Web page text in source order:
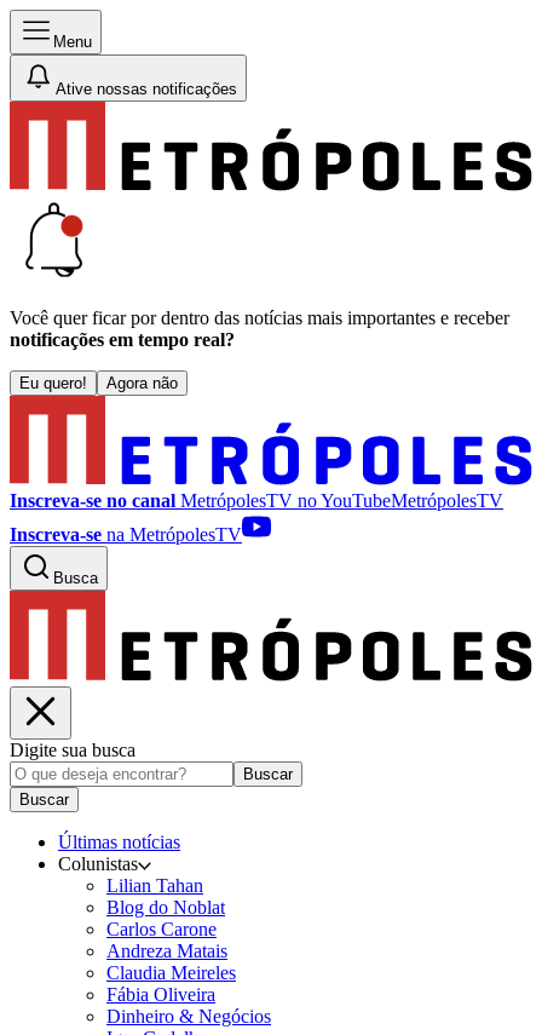
Menu
Ative nossas notificações
Você quer ficar por dentro das notícias mais importantes e receber
notificações em tempo real?
Eu quero! Agora não
Inscreva-se no canal MetrópolesTV noYouTubeMetrópolesTV
Inscreva-se na MetrópolesTV
Busca
Digite sua busca
Buscar
Buscar
Últimas notícias
Colunistas
Lilian Tahan
Blog do Noblat
Carlos Carone
Andreza Matais
Claudia Meireles
Fábia Oliveira
Dinheiro & Negócios